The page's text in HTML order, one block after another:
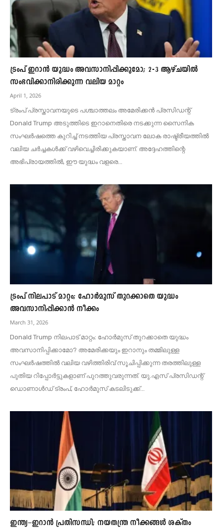
ട്രംപ് ഇറാൻ യുദ്ധം അവസാനിപ്പിക്കുമോ; 2-3 ആഴ്ചയിൽ
സംഭവിക്കാനിരിക്കുന്ന വലിയ മാറ്റം
April 1, 2026
ട്രംപ് പ്രസ്താവനയുടെ പശ്ചാത്തലം അമേരിക്കൻ പ്രസിഡന്റ്
Donald Trump അടുത്തിടെ ഇറാനെതിരെ നടക്കുന്ന സൈനിക
സംഘർഷത്തെ കുറിച്ച് നടത്തിയ പ്രസ്താവന ലോക രാഷ്ട്രീയത്തിൽ
വലിയ ചര്‍ച്ചകൾക്ക് വഴിവെച്ചിരിക്കുകയാണ്. അദ്ദേഹത്തിന്റെ
അഭിപ്രായത്തിൽ, ഈ യുദ്ധം വളരെ...
ട്രംപ് നിലപാട് മാറ്റം; ഹോർമുസ് തുറക്കാതെ യുദ്ധം
അവസാനിപ്പിക്കാൻ നീക്കം
March 31, 2026
Donald Trump നിലപാട് മാറ്റം: ഹോർമുസ് തുറക്കാതെ യുദ്ധം
അവസാനിപ്പിക്കാമോ? അമേരിക്കയും ഇറാനും തമ്മിലുള്ള
സംഘർഷത്തിൽ വലിയ വഴിത്തിരിവ് സൂചിപ്പിക്കുന്ന തരത്തിലുള്ള
പുതിയ റിപ്പോർട്ടുകളാണ് പുറത്തുവരുന്നത്. യു.എസ് പ്രസിഡന്റ്
ഡൊണാൾഡ് ട്രംപ്, ഹോർമുസ് കടലിടുക്ക്...
ഇന്ത്യ–ഇറാൻ പ്രതിസന്ധി; നയതന്ത്ര നീക്കങ്ങൾ ശക്തം